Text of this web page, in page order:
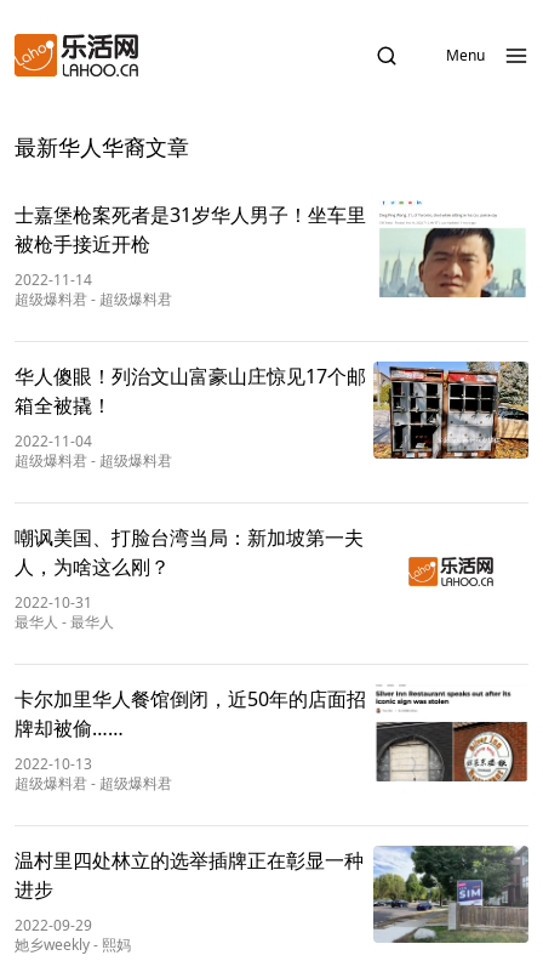
Menu
最新华人华裔文章
士嘉堡枪案死者是​31岁华人男子！坐车里
被枪手接近开枪
2022-11-14
超级爆料君- 超级爆料君
华人傻眼！列治文山富豪山庄惊见17个邮
箱全被撬！
2022-11-04
超级爆料君- 超级爆料君
嘲讽美国、打脸台湾当局：新加坡第一夫
人，为啥这么刚？
2022-10-31
最华人 -最华人
卡尔加里华人餐馆倒闭，近50年的店面招
牌却被偷……
2022-10-13
超级爆料君- 超级爆料君
温村里四处林立的选举插牌正在彰显一种
进步
2022-09-29
她乡weekly- 熙妈